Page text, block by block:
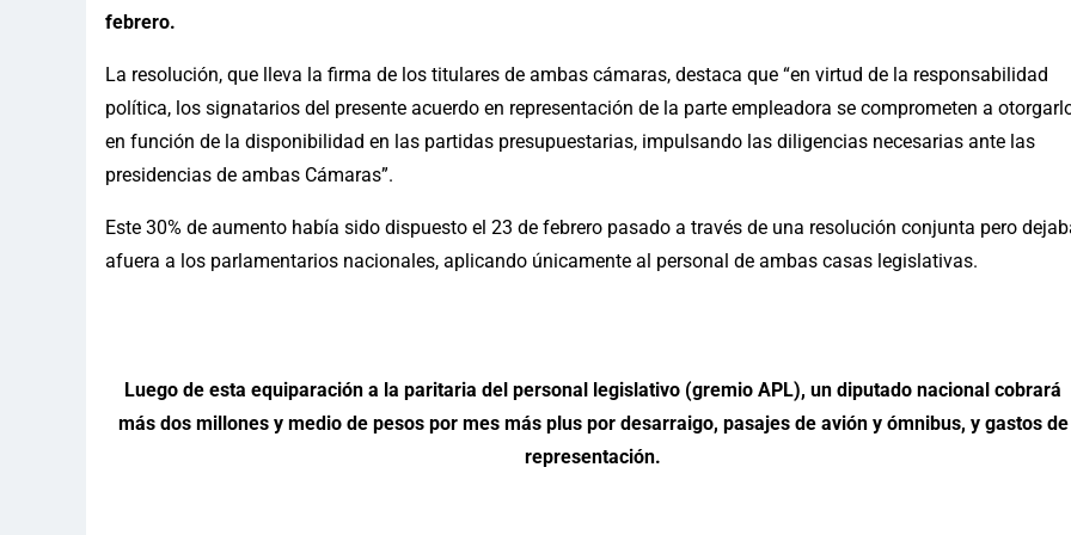
febrero.
La resolución, que lleva la firma de los titulares de ambas cámaras, destaca que “en virtud de la responsabilidad
política, los signatarios del presente acuerdo en representación de la parte empleadora se comprometen a
en función de la disponibilidad en las partidas presupuestarias, impulsando las diligencias necesarias ante las
presidencias de ambas Cámaras”.
Este 30% de aumento había sido dispuesto el 23 de febrero pasado a través de una resolución conjunta pero
afuera a los parlamentarios nacionales, aplicando únicamente al personal de ambas casas legislativas.
Luego de esta equiparación a la paritaria del personal legislativo (gremio APL), un diputado nacional cobrará
más dos millones y medio de pesos por mes más plus por desarraigo, pasajes de avión y ómnibus, y gastos de
representación.